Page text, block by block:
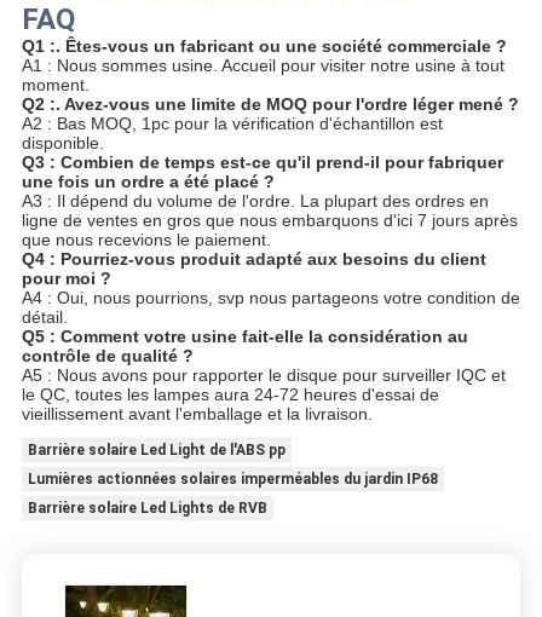
FAQ
Q1 :. Êtes-vous un fabricant ou une société commerciale ?
A1 : Nous sommes usine. Accueil pour visiter notre usine à tout
moment.
Q2 :. Avez-vous une limite de MOQ pour l'ordre léger mené ?
A2 : Bas MOQ, 1pc pour la vérification d'échantillon est
disponible.
Q3 : Combien de temps est-ce qu'il prend-il pour fabriquer
une fois un ordre a été placé ?
A3 : Il dépend du volume de l'ordre. La plupart des ordres en
ligne de ventes en gros que nous embarquons d'ici 7 jours après
que nous recevions le paiement.
Q4 : Pourriez-vous produit adapté aux besoins du client
pour moi ?
A4 : Oui, nous pourrions, svp nous partageons votre condition de
détail.
Q5 : Comment votre usine fait-elle la considération au
contrôle de qualité ?
A5 : Nous avons pour rapporter le disque pour surveiller IQC et
le QC, toutes les lampes aura 24-72 heures d'essai de
vieillissement avant l'emballage et la livraison.
Barrière solaire Led Light de l'ABS pp
Lumières actionnées solaires imperméables du jardin IP68
Barrière solaire Led Lights de RVB